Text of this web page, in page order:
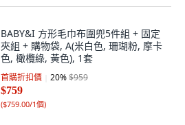
BABY&I 方形毛巾布圍兜5件組 + 固定
夾組 + 購物袋, A(米白色, 珊瑚粉, 摩卡
色, 橄欖綠, 黃色), 1套
首購折扣價 20%$959
$759
($759.00/1個)